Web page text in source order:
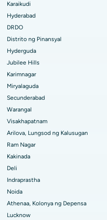
Ahmedabad
Delhi
Hyderabad
Road, Guwahati
Hyderabad
Nagar, Indore
Main Road, Kakinada
Circular Road, Kolkata
Belapur, Navi Mumbai
Nashik
Hyderabad
Tuhod
Karaikudi
Hyderabad
DRDO
Distrito ng Pinansyal
Hyderguda
Jubilee Hills
Karimnagar
Miryalaguda
Secunderabad
Warangal
Visakhapatnam
Arilova, Lungsod ng Kalusugan
Ram Nagar
Kakinada
Deli
Indraprastha
Noida
Athenaa, Kolonya ng Depensa
Lucknow